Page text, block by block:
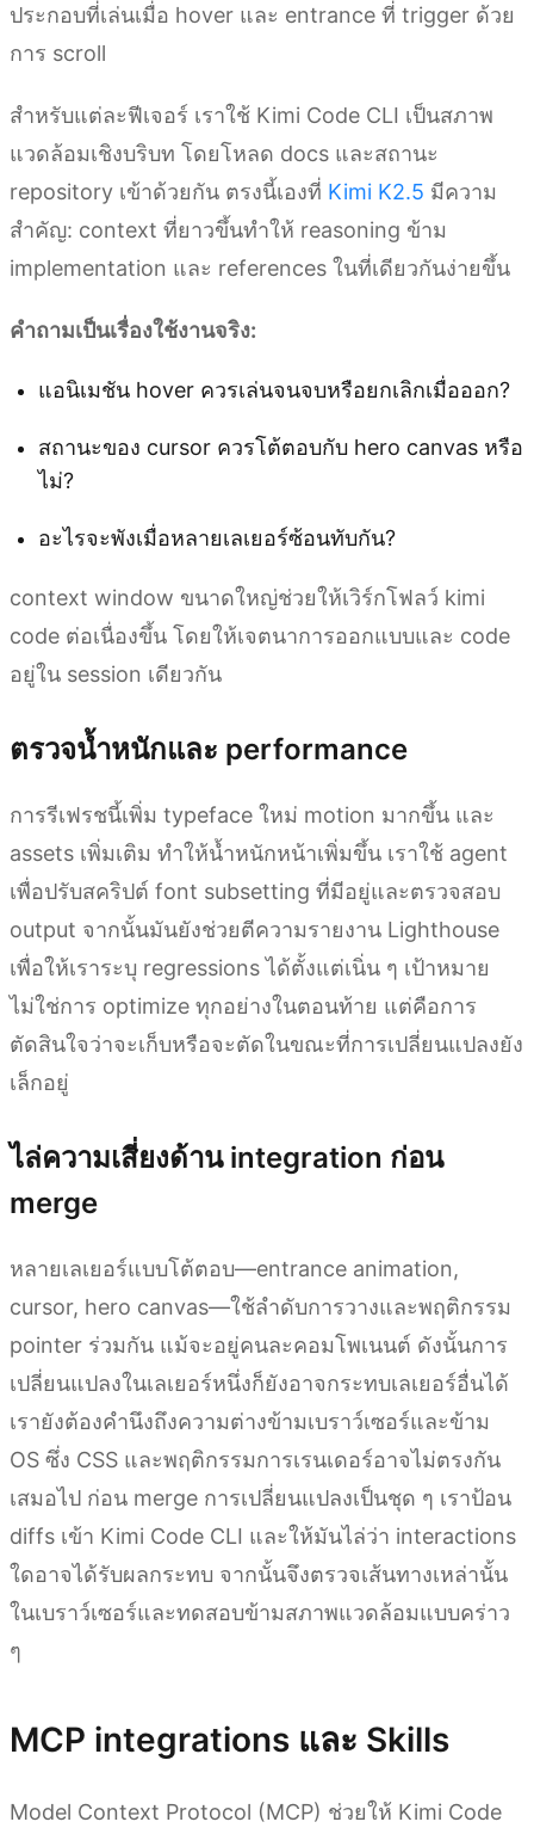
ประกอบที่เล่นเมื่อ hover และ entrance ที่ trigger ด้วย
การ scroll
สำหรับแต่ละฟีเจอร์ เราใช้ Kimi Code CLI เป็นสภาพ
แวดล้อมเชิงบริบท โดยโหลด docs และสถานะ
repository เข้าด้วยกัน ตรงนี้เองที่ Kimi K2.5 มีความ
สำคัญ: context ที่ยาวขึ้นทำให้ reasoning ข้าม
implementation และ references ในที่เดียวกันง่ายขึ้น
คำถามเป็นเรื่องใช้งานจริง:
แอนิเมชัน hover ควรเล่นจนจบหรือยกเลิกเมื่อออก?
สถานะของ cursor ควรโต้ตอบกับ hero canvas หรือ
ไม่?
อะไรจะพังเมื่อหลายเลเยอร์ซ้อนทับกัน?
context window ขนาดใหญ่ช่วยให้เวิร์กโฟลว์ kimi
code ต่อเนื่องขึ้น โดยให้เจตนาการออกแบบและ code
อยู่ใน session เดียวกัน
ตรวจน้ำหนักและ performance
การรีเฟรชนี้เพิ่ม typeface ใหม่ motion มากขึ้น และ
assets เพิ่มเติม ทำให้น้ำหนักหน้าเพิ่มขึ้น เราใช้ agent
เพื่อปรับสคริปต์ font subsetting ที่มีอยู่และตรวจสอบ
output จากนั้นมันยังช่วยตีความรายงาน Lighthouse
เพื่อให้เราระบุ regressions ได้ตั้งแต่เนิ่น ๆ เป้าหมาย
ไม่ใช่การ optimize ทุกอย่างในตอนท้าย แต่คือการ
ตัดสินใจว่าจะเก็บหรือจะตัดในขณะที่การเปลี่ยนแปลงยัง
เล็กอยู่
ไล่ความเสี่ยงด้าน integration ก่อน
merge
หลายเลเยอร์แบบโต้ตอบ—entrance animation,
cursor, hero canvas—ใช้ลำดับการวางและพฤติกรรม
pointer ร่วมกัน แม้จะอยู่คนละคอมโพเนนต์ ดังนั้นการ
เปลี่ยนแปลงในเลเยอร์หนึ่งก็ยังอาจกระทบเลเยอร์อื่นได้
เรายังต้องคำนึงถึงความต่างข้ามเบราว์เซอร์และข้าม
OS ซึ่ง CSS และพฤติกรรมการเรนเดอร์อาจไม่ตรงกัน
เสมอไป ก่อน merge การเปลี่ยนแปลงเป็นชุด ๆ เราป้อน
diffs เข้า Kimi Code CLI และให้มันไล่ว่า interactions
ใดอาจได้รับผลกระทบ จากนั้นจึงตรวจเส้นทางเหล่านั้น
ในเบราว์เซอร์และทดสอบข้ามสภาพแวดล้อมแบบคร่าว
ๆ
MCP integrations และ Skills
Model Context Protocol (MCP) ช่วยให้ Kimi Code